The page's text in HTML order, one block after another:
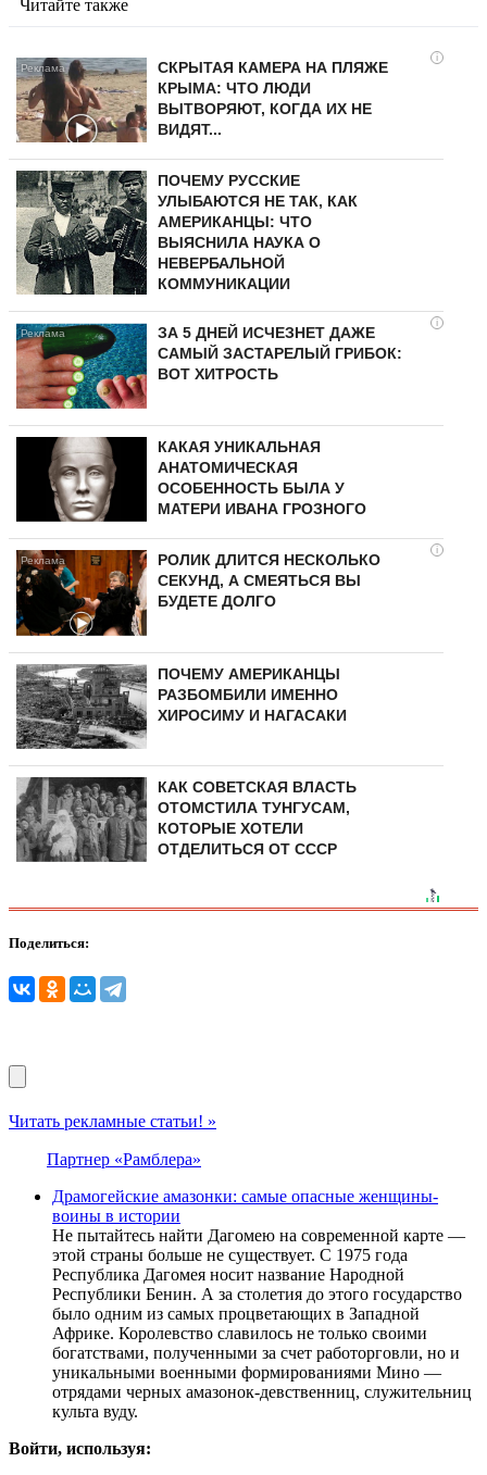
Читайте также
i
СКРЫТАЯ КАМЕРА НА ПЛЯЖЕ
КРЫМА: ЧТО ЛЮДИ
ВЫТВОРЯЮТ, КОГДА ИХ НЕ
ВИДЯТ...
ПОЧЕМУ РУССКИЕ
УЛЫБАЮТСЯ НЕ ТАК, КАК
АМЕРИКАНЦЫ: ЧТО
ВЫЯСНИЛА НАУКА О
НЕВЕРБАЛЬНОЙ
КОММУНИКАЦИИ
i
ЗА 5 ДНЕЙ ИСЧЕЗНЕТ ДАЖЕ
САМЫЙ ЗАСТАРЕЛЫЙ ГРИБОК:
ВОТ ХИТРОСТЬ
КАКАЯ УНИКАЛЬНАЯ
АНАТОМИЧЕСКАЯ
ОСОБЕННОСТЬ БЫЛА У
МАТЕРИ ИВАНА ГРОЗНОГО
i
РОЛИК ДЛИТСЯ НЕСКОЛЬКО
СЕКУНД, А СМЕЯТЬСЯ ВЫ
БУДЕТЕ ДОЛГО
ПОЧЕМУ АМЕРИКАНЦЫ
РАЗБОМБИЛИ ИМЕННО
ХИРОСИМУ И НАГАСАКИ
КАК СОВЕТСКАЯ ВЛАСТЬ
ОТОМСТИЛА ТУНГУCAМ,
КОТОРЫЕ ХОТЕЛИ
ОТДЕЛИТЬСЯ ОТ СССР
Поделиться:
Читать рекламные статьи! »
Партнер «Рамблера»
Драмогейские амазонки: самые опасные женщины-
воины в истории
Не пытайтесь найти Дагомею на современной карте —
этой страны больше не существует. С 1975 года
Республика Дагомея носит название Народной
Республики Бенин. А за столетия до этого государство
было одним из самых процветающих в Западной
Африке. Королевство славилось не только своими
богатствами, полученными за счет работорговли, но и
уникальными военными формированиями Мино —
отрядами черных амазонок-девственниц, служительниц
культа вуду.
Войти, используя: